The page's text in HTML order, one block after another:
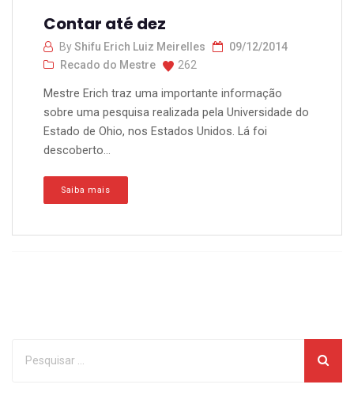
Contar até dez
ByShifu Erich Luiz Meirelles
09/12/2014
Recado do Mestre
262
Mestre Erich traz uma importante informação
sobre uma pesquisa realizada pela Universidade do
Estado de Ohio, nos Estados Unidos. Lá foi
descoberto...
Saiba mais